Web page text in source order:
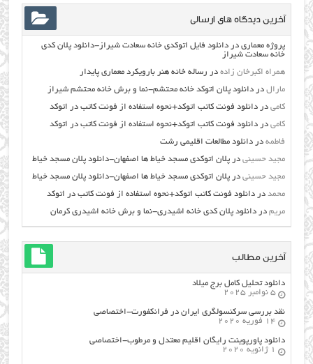
آخرین دیدگاه های ارسالی
پروژه معماری دردانلود فایل اتوکدی خانه سعادت شیراز-دانلود پلان کدی
خانه سعادت شیراز
همراه اکبرخان زاده در رساله خانه هنر بارویکرد معماری پایدار
مارال دردانلود پلان اتوکد خانه محتشم-نما و برش خانه محتشم شیراز
کامی دردانلود فونت کاتب اتوکد+نحوه استفاده از فونت کاتب در اتوکد
کامی دردانلود فونت کاتب اتوکد+نحوه استفاده از فونت کاتب در اتوکد
فاطمه دردانلود مطالعات اقليمي رشت
مجید حسینی درپلان اتوکدی مسجد خیاط ها اصفهان-دانلود پلان مسجد خیاط
مجید حسینی درپلان اتوکدی مسجد خیاط ها اصفهان-دانلود پلان مسجد خیاط
محمد دردانلود فونت کاتب اتوکد+نحوه استفاده از فونت کاتب در اتوکد
مریم دردانلود پلان کدی خانه اشیدری-نما و برش خانه اشیدری کرمان
آخرین مطالب
دانلود تحلیل کامل برج میلاد
5 نوامبر 2025
نقد بررسی سرکنسولگری ایران در فرانکفورت-اختصاصی
14 فوریه 2020
دانلود پاورپوینت رایگان اقلیم معتدل و مرطوب-اختصاصی
1 ژانویه 2020